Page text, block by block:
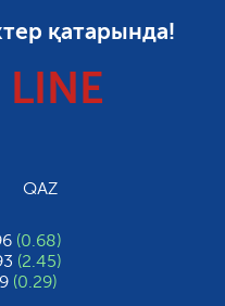
қатарында!
LINE
QAZ
(0.68)
(2.45)
(0.29)